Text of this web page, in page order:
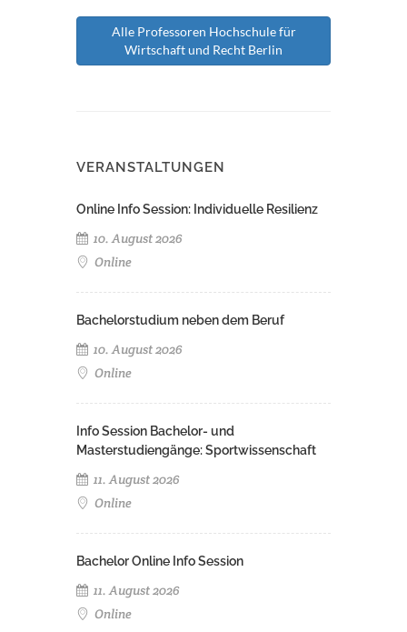
Alle Professoren Hochschule für
Wirtschaft und Recht Berlin
VERANSTALTUNGEN
Online Info Session: Individuelle Resilienz
10. August 2026
Online
Bachelorstudium neben dem Beruf
10. August 2026
Online
Info Session Bachelor- und
Masterstudiengänge: Sportwissenschaft
11. August 2026
Online
Bachelor Online Info Session
11. August 2026
Online